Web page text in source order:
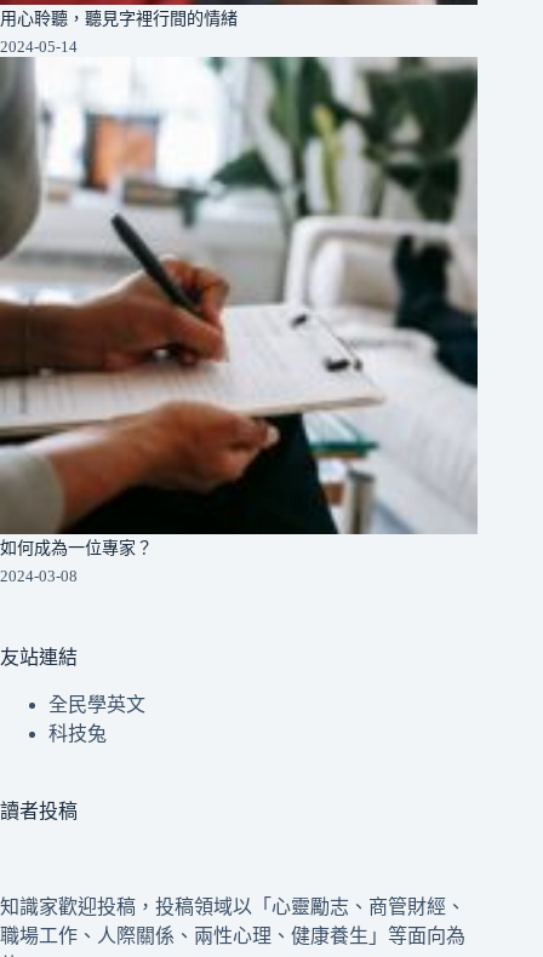
用心聆聽，聽見字裡行間的情緒
2024-05-14
如何成為一位專家？
2024-03-08
友站連結
全民學英文
科技兔
讀者投稿
知識家歡迎投稿，投稿領域以「心靈勵志、商管財經、
職場工作、人際關係、兩性心理、健康養生」等面向為